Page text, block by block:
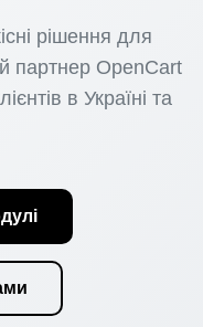
рішення для
партнер OpenCart
в Україні та